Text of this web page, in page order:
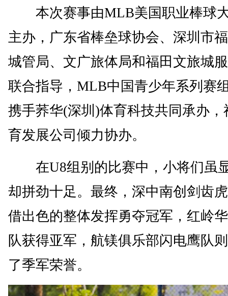
本次赛事由MLB美国职业棒球
主办，广东省棒垒球协会、深圳市
城管局、文广旅体局和福田文旅城
联合指导，MLB中国青少年系列赛
携手荞华(深圳)体育科技共同承办，
育发展公司倾力协办。
在U8组别的比赛中，小将们虽
却拼劲十足。最终，深中南创剑齿
借出色的整体发挥勇夺冠军，红岭
队获得亚军，航镁俱乐部闪电鹰队
了季军荣誉。